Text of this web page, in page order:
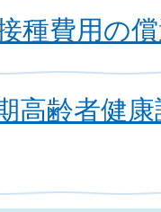
種費用の
高齢者健